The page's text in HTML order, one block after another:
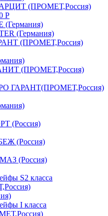
(ПРОМЕТ,Россия)
Р
(Германия)
(Германия)
(ПРОМЕТ,Россия)
(ПРОМЕТ,Россия)
ГАРАНТ(ПРОМЕТ,Россия)
(Россия)
(Россия)
(Россия)
S2 класса
I класса